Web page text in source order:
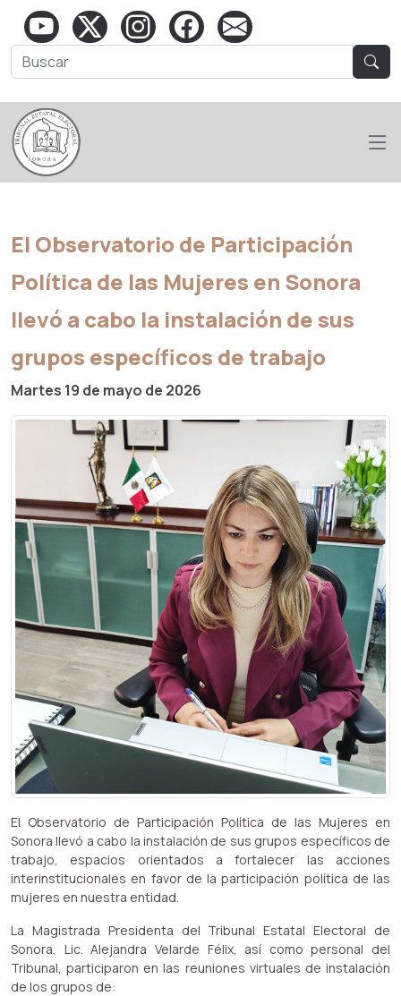
El Observatorio de Participación
Política de las Mujeres en Sonora
llevó a cabo la instalación de sus
grupos específicos de trabajo
Martes 19 de mayo de 2026
El Observatorio de Participación Política de las Mujeres en
Sonora llevó a cabo la instalación de sus grupos específicos de
trabajo, espacios orientados a fortalecer las acciones
interinstitucionales en favor de la participación política de las
mujeres en nuestra entidad.
La Magistrada Presidenta del Tribunal Estatal Electoral de
Sonora, Lic. Alejandra Velarde Félix, así como personal del
Tribunal, participaron en las reuniones virtuales de instalación
de los grupos de: